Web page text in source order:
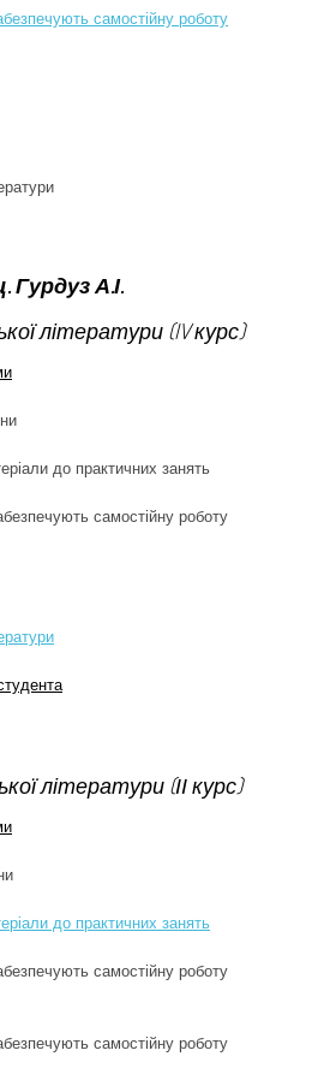
самостійну роботу
Гурдуз А.І.
літератури (IV курс)
до практичних занять
самостійну роботу
літератури (ІІ курс)
до практичних занять
самостійну роботу
самостійну роботу